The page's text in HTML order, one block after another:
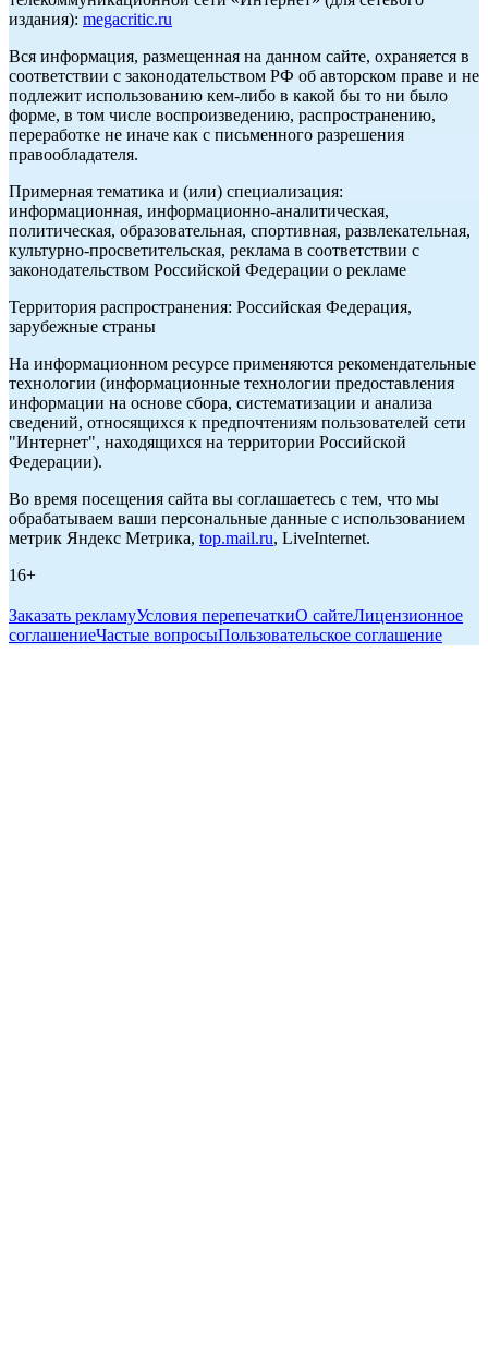
издания): megacritic.ru
Вся информация, размещенная на данном сайте, охраняется в
соответствии с законодательством РФ об авторском праве и не
подлежит использованию кем-либо в какой бы то ни было
форме, в том числе воспроизведению, распространению,
переработке не иначе как с письменного разрешения
правообладателя.
Примерная тематика и (или) специализация:
информационная, информационно-аналитическая,
политическая, образовательная, спортивная, развлекательная,
культурно-просветительская, реклама в соответствии с
законодательством Российской Федерации о рекламе
Территория распространения: Российская Федерация,
зарубежные страны
На информационном ресурсе применяются рекомендательные
технологии (информационные технологии предоставления
информации на основе сбора, систематизации и анализа
сведений, относящихся к предпочтениям пользователей сети
"Интернет", находящихся на территории Российской
Федерации).
Во время посещения сайта вы соглашаетесь с тем, что мы
обрабатываем ваши персональные данные с использованием
метрик Яндекс Метрика, top.mail.ru, LiveInternet.
16+
Заказать рекламуУсловия перепечаткиО сайтеЛицензионное
соглашениеЧастые вопросыПользовательское соглашение